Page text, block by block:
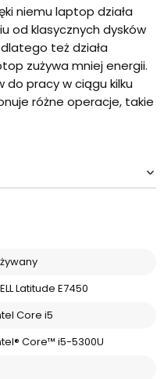
niemu laptop działa
od klasycznych dysków
też działa
zużywa mniej energii.
do pracy w ciągu kilku
różne operacje, takie
Latitude E7450
Core i5
Core™ i5-5300U